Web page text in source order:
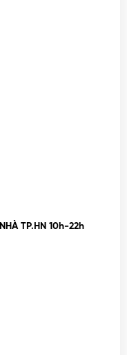
TP.HN 10h-22h